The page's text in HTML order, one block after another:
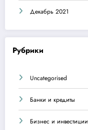
Декабрь 2021
Рубрики
Uncategorised
Банки и кредиты
Бизнес и инвестиции